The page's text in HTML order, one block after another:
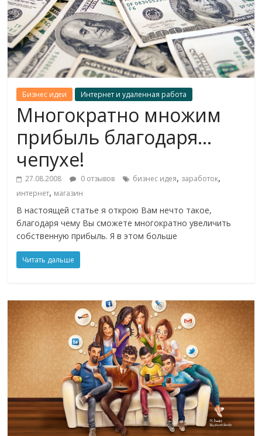
Бизнес идеи Интернет и удаленная работа
Многократно множим
прибыль благодаря…
чепухе!
27.08.2008 0 отзывов бизнес идея, заработок,
интернет, магазин
В настоящей статье я открою Вам нечто такое,
благодаря чему Вы сможете многократно увеличить
собственную прибыль. Я в этом больше
Читать дальше